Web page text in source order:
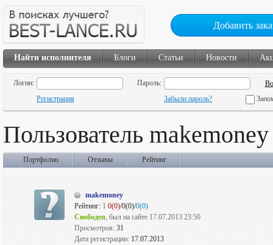
Добавить
Найти исполнителя Блоги Статьи Новости
Логин:
Пароль:
Регистрация
Забыли пароль?
Пользователь makemoney
Портфолио Отзывы Рейтинг
makemoney
Рейтинг: 1 0(0)/0(0)/0(0)
Свободен, был на сайте 17.07.2013 23:50
Просмотров: 31
Дата регистрации: 17.07.2013